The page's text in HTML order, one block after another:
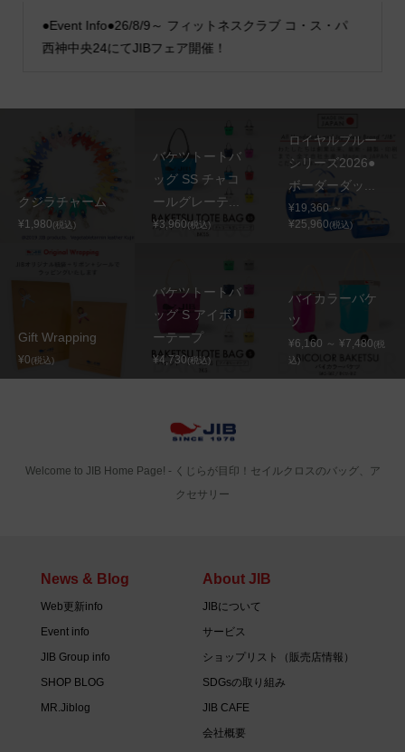
●Event Info●26/8/9～ フィットネスクラブ コ・ス・パ
西神中央24にてJIBフェア開催！
クジラチャーム
¥1,980(税込)
バケツトートバ
ッグ SS チャコ
ールグレーテ...
¥3,960(税込)
ロイヤルブルー
シリーズ2026●
ボーダーダッ...
¥19,360 ～
¥25,960(税込)
Gift Wrapping
¥0(税込)
バケツトートバ
ッグ S アイボリ
ーテープ
¥4,730(税込)
バイカラーバケ
ツ
¥6,160 ～ ¥7,480(税
込)
Welcome to JIB Home Page! ‐ くじらが目印！セイルクロスのバッグ、ア
クセサリー
News & Blog
Web更新info
Event info
JIB Group info
SHOP BLOG
MR.Jiblog
About JIB
JIBについて
サービス
ショップリスト（販売店情報）
SDGsの取り組み
JIB CAFE
会社概要